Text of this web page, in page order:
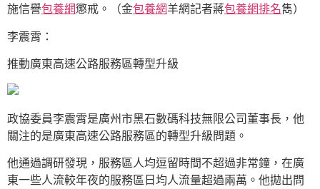
施信譽包養網懲戒。（金包養網羊網記者蔣包養網排名雋）
李震霄：
推動廣東高速公路服務區轉型升級
政協委員李震霄是廣州市黑石數碼科技無限公司董事長，他
關注的是廣東高速公路服務區的轉型升級問題。
他通過調研發現，服務區人均逗留時間不超過非常鐘，在廣
東一些人流較年夜的服務區日均人流量超過兩萬。他拋出問